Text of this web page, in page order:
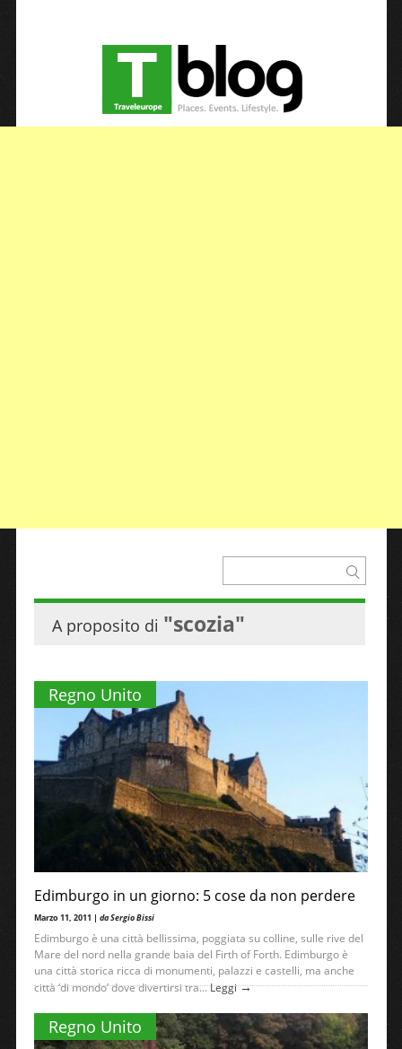
A proposito di "scozia"
Regno Unito
Edimburgo in un giorno: 5 cose da non perdere
Marzo 11, 2011 | da Sergio Bissi
Edimburgo è una città bellissima, poggiata su colline, sulle rive del
Mare del nord nella grande baia del Firth of Forth. Edimburgo è
una città storica ricca di monumenti, palazzi e castelli, ma anche
città ‘di mondo’ dove divertirsi tra...Leggi→
Regno Unito